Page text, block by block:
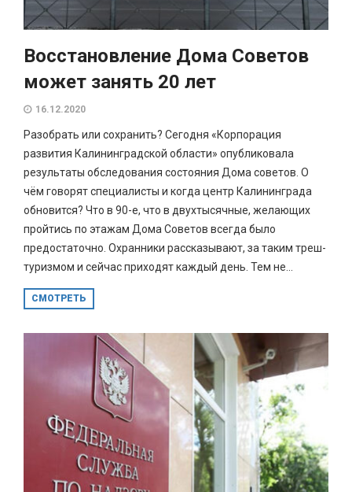
Восстановление Дома Советов
может занять 20 лет
16.12.2020
Разобрать или сохранить? Сегодня «Корпорация
развития Калининградской области» опубликовала
результаты обследования состояния Дома советов. О
чём говорят специалисты и когда центр Калининграда
обновится? Что в 90-е, что в двухтысячные, желающих
пройтись по этажам Дома Советов всегда было
предостаточно. Охранники рассказывают, за таким треш-
туризмом и сейчас приходят каждый день. Тем не...
СМОТРЕТЬ